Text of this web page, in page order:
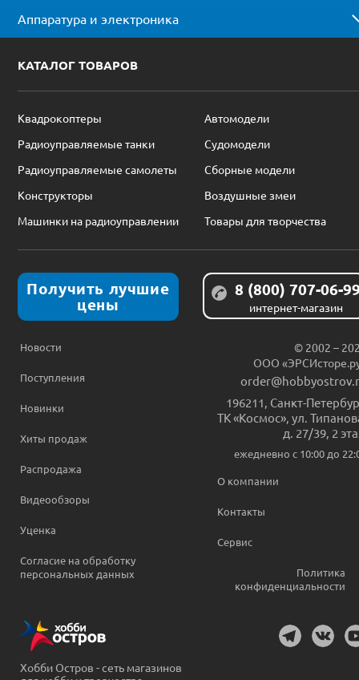
Аппаратура и электроника
КАТАЛОГ ТОВАРОВ
Квадрокоптеры
Автомодели
Радиоуправляемые танки
Судомодели
Радиоуправляемые самолеты
Сборные модели
Конструкторы
Воздушные змеи
Машинки на радиоуправлении
Товары для творчества
Получить лучшие
цены
8 (800) 707-06-
интернет-магазин
Новости
Поступления
Новинки
Хиты продаж
Распродажа
Видеообзоры
Уценка
Согласие на обработку
персональных данных
© 2002 –
ООО
196211, Санкт-
ТК «Космос», ул.
д. 27/39, 2
ежедневно c 10:00 до
О компании
Контакты
Сервис
Политика
конфиденциальности
Хобби Остров - сеть магазинов